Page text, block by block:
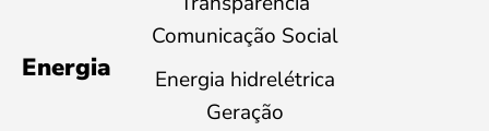
Comunicação Social
Energia
Energia hidrelétrica
Geração